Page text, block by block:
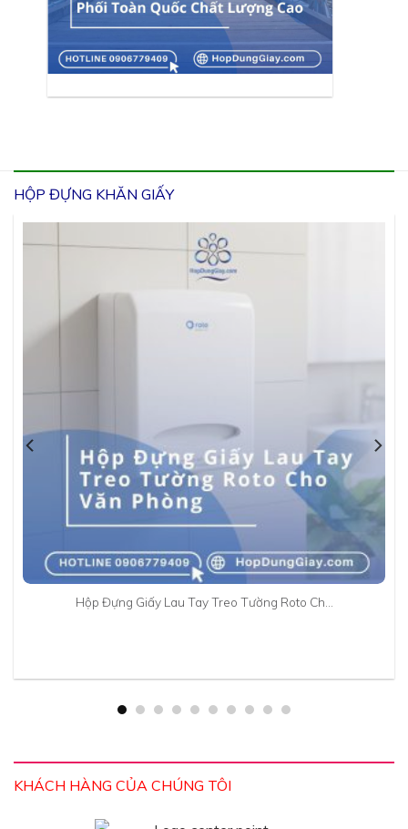
HỘP ĐỰNG KHĂN GIẤY
Hộp Đựng Giấy Lau Tay Treo Tường Roto Ch…
KHÁCH HÀNG CỦA CHÚNG TÔI